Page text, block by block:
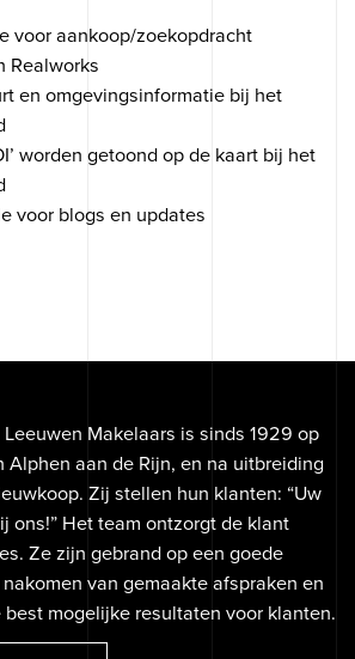
voor aankoop/zoekopdracht
Realworks
en omgevingsinformatie bij het
worden getoond op de kaart bij het
voor blogs en updates
Makelaars is sinds 1929 op
Alphen aan de Rijn, en na uitbreiding
Zij stellen hun klanten: “Uw
ons!” Het team ontzorgt de klant
Ze zijn gebrand op een goede
van gemaakte afspraken en
mogelijke resultaten voor klanten.
social advertis
opnemen
B.V.
voor makelaars